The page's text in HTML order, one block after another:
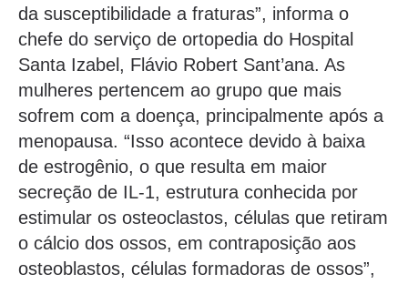
da susceptibilidade a fraturas”, informa o
chefe do serviço de ortopedia do Hospital
Santa Izabel, Flávio Robert Sant’ana. As
mulheres pertencem ao grupo que mais
sofrem com a doença, principalmente após a
menopausa. “Isso acontece devido à baixa
de estrogênio, o que resulta em maior
secreção de IL-1, estrutura conhecida por
estimular os osteoclastos, células que retiram
o cálcio dos ossos, em contraposição aos
osteoblastos, células formadoras de ossos”,